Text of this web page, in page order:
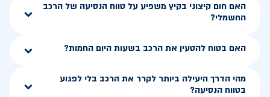
האם חום קיצוני בקיץ משפיע על טווח הנסיעה של הרכב
החשמלי?
האם בטוח להטעין את הרכב בשעות היום החמות?
מהי הדרך היעילה ביותר לקרר את הרכב בלי לפגוע
בטווח הנסיעה?